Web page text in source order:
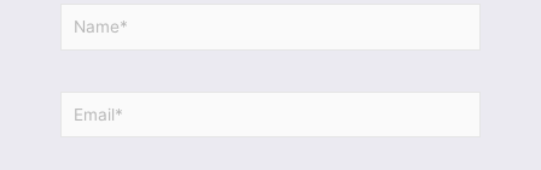
Name*
Email*